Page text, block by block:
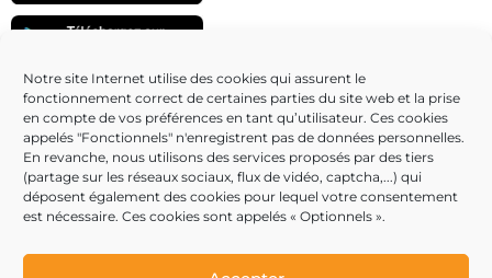
Notre site Internet utilise des cookies qui assurent le
fonctionnement correct de certaines parties du site web et la prise
en compte de vos préférences en tant qu’utilisateur. Ces cookies
appelés "Fonctionnels" n'enregistrent pas de données personnelles.
En revanche, nous utilisons des services proposés par des tiers
(partage sur les réseaux sociaux, flux de vidéo, captcha,...) qui
déposent également des cookies pour lequel votre consentement
est nécessaire. Ces cookies sont appelés « Optionnels ».
Partenaires